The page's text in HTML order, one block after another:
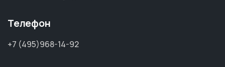
Телефон
+7 (495)968-14-92